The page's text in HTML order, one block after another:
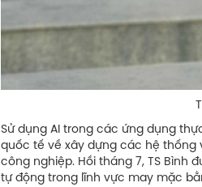
TS Nguyễn
Sử dụng AI trong các ứng dụng
quốc tế về xây dựng các hệ thống
công nghiệp. Hồi tháng 7, TS Bình
tự động trong lĩnh vực may mặc